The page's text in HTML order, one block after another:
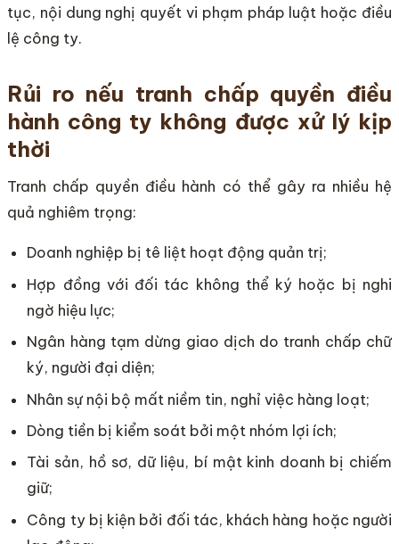
tục, nội dung nghị quyết vi phạm pháp luật hoặc điều
lệ công ty.
Rủi ro nếu tranh chấp quyền điều
hành công ty không được xử lý kịp
thời
Tranh chấp quyền điều hành có thể gây ra nhiều hệ
quả nghiêm trọng:
Doanh nghiệp bị tê liệt hoạt động quản trị;
Hợp đồng với đối tác không thể ký hoặc bị nghi
ngờ hiệu lực;
Ngân hàng tạm dừng giao dịch do tranh chấp chữ
ký, người đại diện;
Nhân sự nội bộ mất niềm tin, nghỉ việc hàng loạt;
Dòng tiền bị kiểm soát bởi một nhóm lợi ích;
Tài sản, hồ sơ, dữ liệu, bí mật kinh doanh bị chiếm
giữ;
Công ty bị kiện bởi đối tác, khách hàng hoặc người